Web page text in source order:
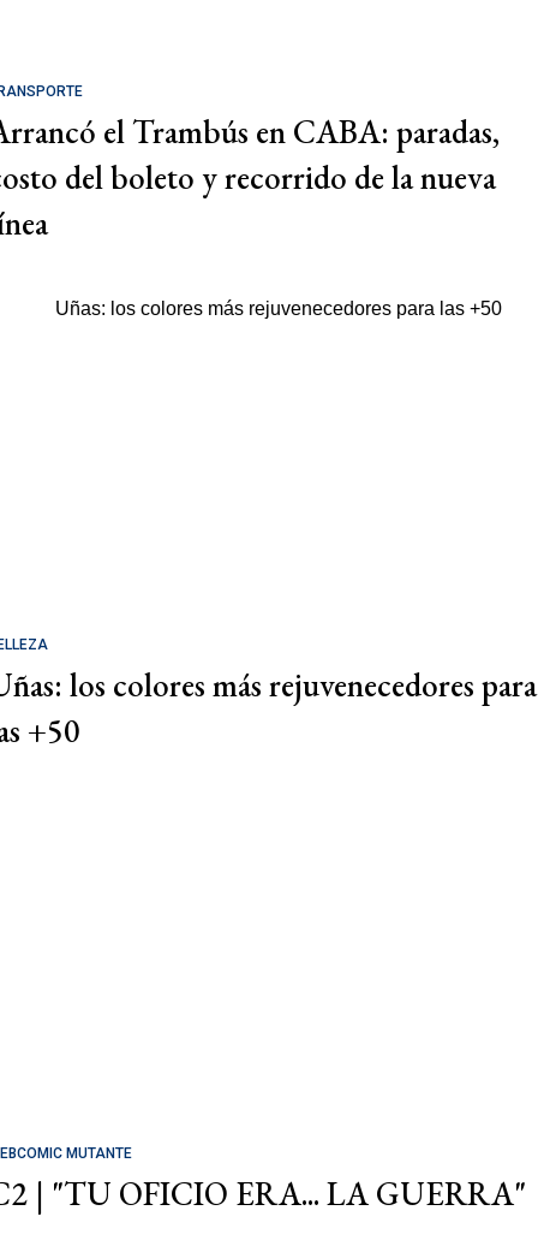
el Trambús en CABA: paradas,
del boleto y recorrido de la nueva
los colores más rejuvenecedores para
+50
MUTANTE
| "TU OFICIO ERA... LA GUERRA"